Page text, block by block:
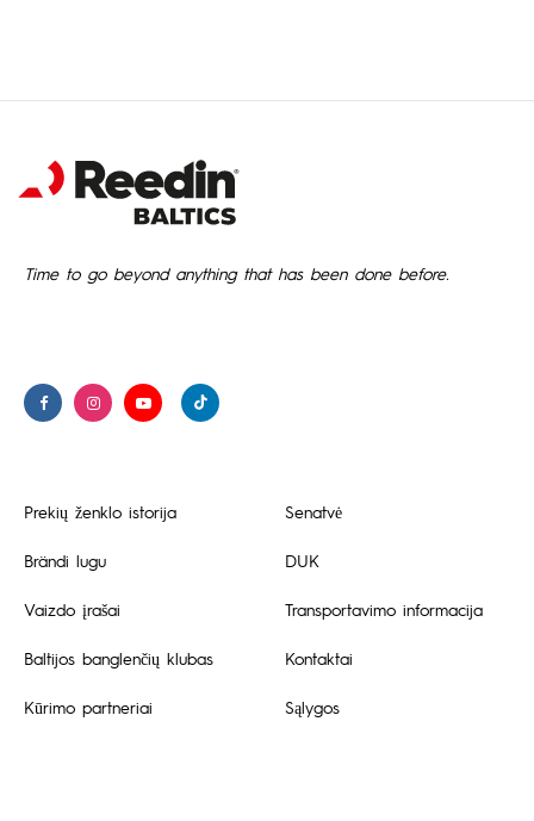
Time to go beyond anything that has been done before.
Prekių ženklo istorija
Brändi lugu
Vaizdo įrašai
Baltijos banglenčių klubas
Kūrimo partneriai
Senatvė
DUK
Transportavimo informacija
Kontaktai
Sąlygos